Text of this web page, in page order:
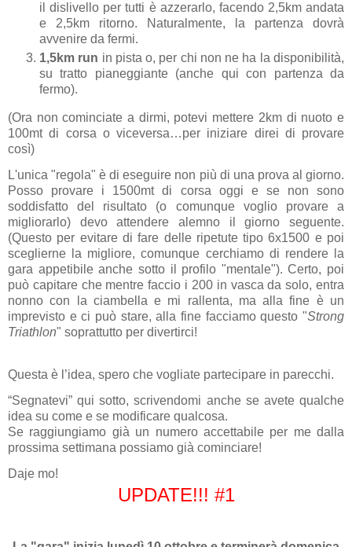
il dislivello per tutti è azzerarlo, facendo 2,5km andata
e 2,5km ritorno. Naturalmente, la partenza dovrà
avvenire da fermi.
1,5km run in pista o, per chi non ne ha la disponibilità,
su tratto pianeggiante (anche qui con partenza da
fermo).
(Ora non cominciate a dirmi, potevi mettere 2km di nuoto e
100mt di corsa o viceversa…per iniziare direi di provare
così)
L'unica "regola" è di eseguire non più di una prova al giorno.
Posso provare i 1500mt di corsa oggi e se non sono
soddisfatto del risultato (o comunque voglio provare a
migliorarlo) devo attendere alemno il giorno seguente.
(Questo per evitare di fare delle ripetute tipo 6x1500 e poi
sceglierne la migliore, comunque cerchiamo di rendere la
gara appetibile anche sotto il profilo "mentale"). Certo, poi
può capitare che mentre faccio i 200 in vasca da solo, entra
nonno con la ciambella e mi rallenta, ma alla fine è un
imprevisto e ci può stare, alla fine facciamo questo "Strong
Triathlon" soprattutto per divertirci!
Questa è l’idea, spero che vogliate partecipare in parecchi.
“Segnatevi” qui sotto, scrivendomi anche se avete qualche
idea su come e se modificare qualcosa.
Se raggiungiamo già un numero accettabile per me dalla
prossima settimana possiamo già cominciare!
Daje mo!
UPDATE!!! #1